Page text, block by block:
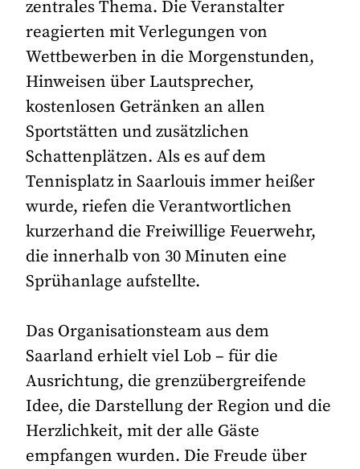
zentrales Thema. Die Veranstalter
reagierten mit Verlegungen von
Wettbewerben in die Morgenstunden,
Hinweisen über Lautsprecher,
kostenlosen Getränken an allen
Sportstätten und zusätzlichen
Schattenplätzen. Als es auf dem
Tennisplatz in Saarlouis immer heißer
wurde, riefen die Verantwortlichen
kurzerhand die Freiwillige Feuerwehr,
die innerhalb von 30 Minuten eine
Sprühanlage aufstellte.
Das Organisationsteam aus dem
Saarland erhielt viel Lob – für die
Ausrichtung, die grenzübergreifende
Idee, die Darstellung der Region und die
Herzlichkeit, mit der alle Gäste
empfangen wurden. Die Freude über